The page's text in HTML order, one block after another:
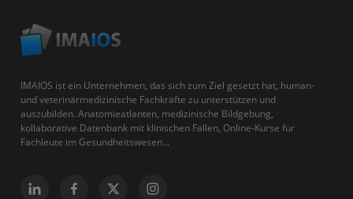
IMAIOS ist ein Unternehmen, das sich zum Ziel gesetzt hat, human-
und veterinärmedizinische Fachkräfte zu unterstützen und
auszubilden. Anatomieatlanten, medizinische Bildgebung,
kollaborative Datenbank mit klinischen Fällen, Online-Kurse für
Fachleute im Gesundheitswesen...